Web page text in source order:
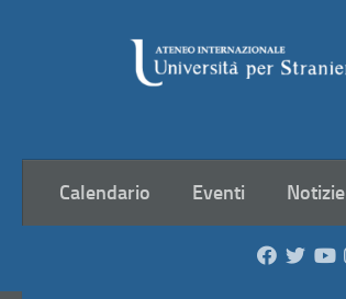
Calendario Eventi Notizie